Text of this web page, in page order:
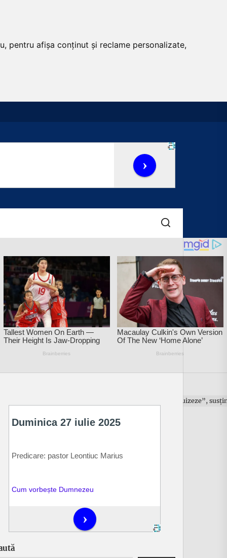
pentru afișa conținut și reclame personalizate,
Marea Neagr; forțele Moscovei „sunt pe cale să se epuizeze”,